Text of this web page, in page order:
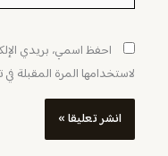
احفظ اسمي، بريدي
لاستخدامها المرة المقبلة